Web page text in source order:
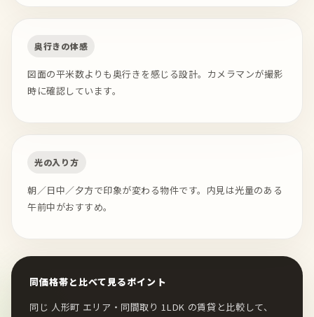
奥行きの体感
図面の平米数よりも奥行きを感じる設計。カメラマンが撮影
時に確認しています。
光の入り方
朝／日中／夕方で印象が変わる物件です。内見は光量のある
午前中がおすすめ。
同価格帯と比べて見るポイント
同じ 人形町 エリア・同間取り 1LDK の賃貸と比較して、